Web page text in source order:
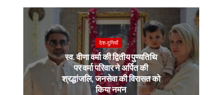
देश-दुनियाँ
स्व. वीणा वर्मा की द्वितीय पुण्यतिथि
पर वर्मा परिवार ने अर्पित की
श्रद्धांजलि, जनसेवा की विरासत को
किया नमन